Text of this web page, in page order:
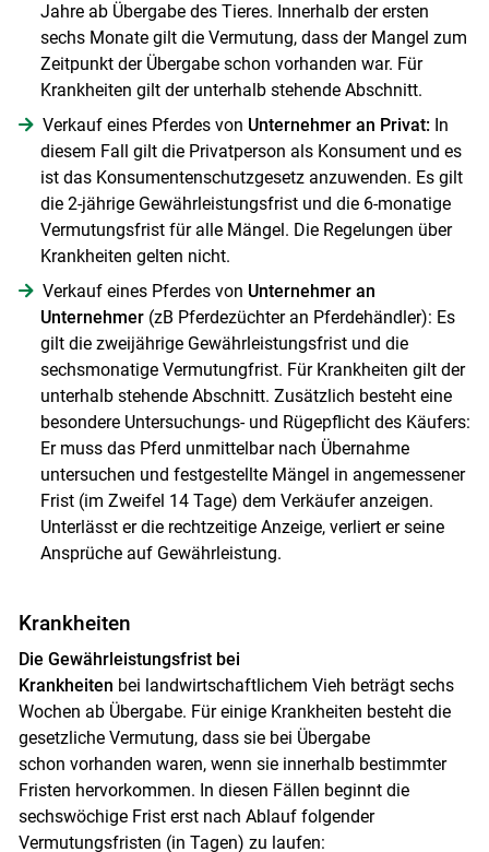
Jahre ab Übergabe des Tieres. Innerhalb der ersten
sechs Monate gilt die Vermutung, dass der Mangel zum
Zeitpunkt der Übergabe schon vorhanden war. Für
Krankheiten gilt der unterhalb stehende Abschnitt.
Verkauf eines Pferdes von Unternehmer an Privat:In
diesem Fall gilt die Privatperson als Konsument und es
ist das Konsumentenschutzgesetz anzuwenden. Es gilt
die 2-jährige Gewährleistungsfrist und die 6-monatige
Vermutungsfrist für alle Mängel. Die Regelungen über
Krankheiten gelten nicht.
Verkauf eines Pferdes von Unternehmer an
Unternehmer(zB Pferdezüchter an Pferdehändler): Es
gilt die zweijährige Gewährleistungsfrist und die
sechsmonatige Vermutungfrist. Für Krankheiten gilt der
unterhalb stehende Abschnitt. Zusätzlich besteht eine
besondere Untersuchungs- und Rügepflicht des Käufers:
Er muss das Pferd unmittelbar nach Übernahme
untersuchen und festgestellte Mängel in angemessener
Frist (im Zweifel 14 Tage) dem Verkäufer anzeigen.
Unterlässt er die rechtzeitige Anzeige, verliert er seine
Ansprüche auf Gewährleistung.
Krankheiten
Die Gewährleistungsfrist bei
Krankheiten bei landwirtschaftlichem Vieh beträgt sechs
Wochen ab Übergabe. Für einige Krankheiten besteht die
gesetzliche Vermutung, dass sie bei Übergabe
schon vorhanden waren, wenn sie innerhalb bestimmter
Fristen hervorkommen. In diesen Fällen beginnt die
sechswöchige Frist erst nach Ablauf folgender
Vermutungsfristen (in Tagen) zu laufen: